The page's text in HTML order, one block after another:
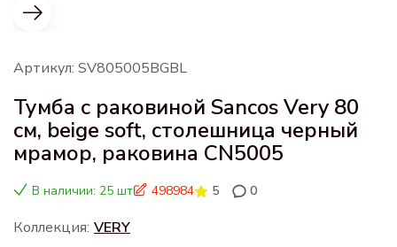
Артикул: SV805005BGBL
Тумба с раковиной Sancos Very 80
см, beige soft, столешница черный
мрамор, раковина CN5005
В наличии: 25 шт 498984 5 0
Коллекция: VERY